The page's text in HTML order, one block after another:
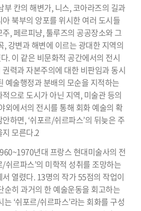
부 칸의 해변가, 니스, 코아라즈의 길과
북부의 앙포를 위시한 여러 도시들
, 페르피냥, 툴루즈의 공공장소와 그
, 강변과 해변에 이르는 광대한 지역의
. 이 같은 비문화적 공간에서의 전시
력과 자본주의에 대한 비판임과 동시
예술행정과 분배의 모순을 지적하는
으로 도시가 아닌 지역, 미술관 등의
외에서의 전시를 통해 회화 예술의 확
하면, ‘쉬포르/쉬르파스’의 뒤늦은 주
모른다.2
년대 프랑스 현대미술사의 전
쉬르파스’의 미학적 성취를 조망하는
열렸다. 13명의 작가 55점의 작업이
순히 과거의 한 예술운동을 회고하는
‘쉬포르/쉬르파스’라는 회화를 구성